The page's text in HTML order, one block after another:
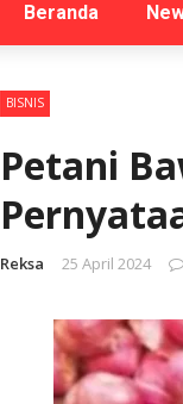
Beranda
BISNIS
Petani
Reksa 25 April 2024